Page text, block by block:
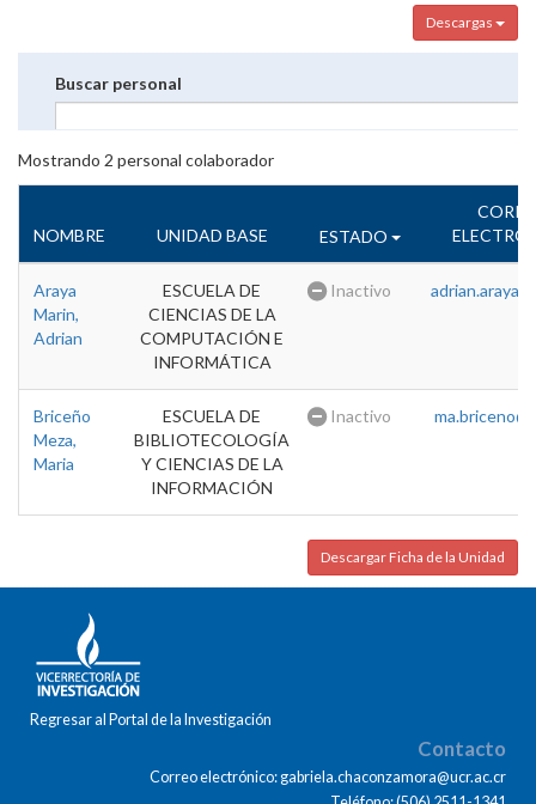
Descargas
Buscar personal
Mostrando 2 personal colaborador
NOMBRE UNIDAD BASE ESTADO
Araya
Marin,
Adrian
ESCUELA DE
CIENCIAS DE LA
COMPUTACIÓN E
INFORMÁTICA
Inactivo
Briceño
Meza,
Maria
ESCUELA DE
BIBLIOTECOLOGÍA
Y CIENCIAS DE LA
INFORMACIÓN
Inactivo
Descargar Ficha de la Unidad
Regresar al Portal de la Investigación
Contacto
Correo electrónico: gabriela.chaconzamora@ucr.ac.cr